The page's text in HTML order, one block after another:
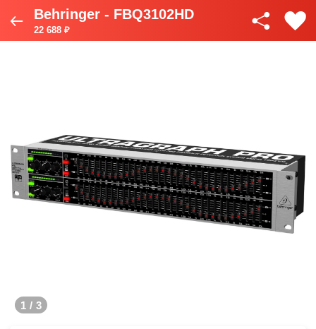
Behringer - FBQ3102HD
22 688 ₽
1 / 3